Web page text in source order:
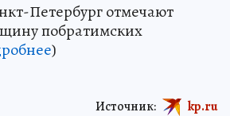
Петербург отмечают
побратимских
)
Источник: kp.ru